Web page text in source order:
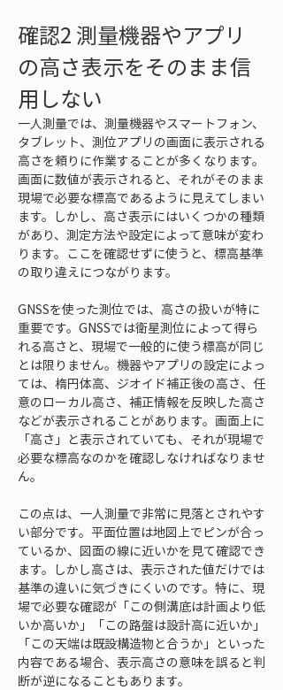
確認2 測量機器やアプリ
の高さ表示をそのまま信
用しない
一人測量では、測量機器やスマートフォン、
タブレット、測位アプリの画面に表示される
高さを頼りに作業することが多くなります。
画面に数値が表示されると、それがそのまま
現場で必要な標高であるように見えてしまい
ます。しかし、高さ表示にはいくつかの種類
があり、測定方法や設定によって意味が変わ
ります。ここを確認せずに使うと、標高基準
の取り違えにつながります。
GNSSを使った測位では、高さの扱いが特に
重要です。GNSSでは衛星測位によって得ら
れる高さと、現場で一般的に使う標高が同じ
とは限りません。機器やアプリの設定によっ
ては、楕円体高、ジオイド補正後の高さ、任
意のローカル高さ、補正情報を反映した高さ
などが表示されることがあります。画面上に
「高さ」と表示されていても、それが現場で
必要な標高なのかを確認しなければなりませ
ん。
この点は、一人測量で非常に見落とされやす
い部分です。平面位置は地図上でピンが合っ
ているか、図面の線に近いかを見て確認でき
ます。しかし高さは、表示された値だけでは
基準の違いに気づきにくいのです。特に、現
場で必要な確認が「この側溝底は計画より低
いか高いか」「この路盤は設計高に近いか」
「この天端は既設構造物と合うか」といった
内容である場合、表示高さの意味を誤ると判
断が逆になることもあります。